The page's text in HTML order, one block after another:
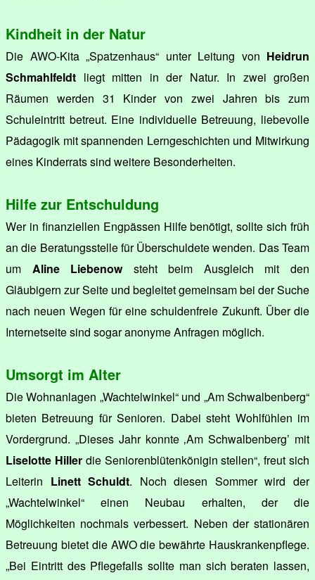
Kindheit in der Natur
Die AWO-Kita „Spatzenhaus“ unter Leitung von Heidrun
Schmahlfeldt liegt mitten in der Natur. In zwei großen
Räumen werden 31 Kinder von zwei Jahren bis zum
Schuleintritt betreut. Eine individuelle Betreuung, liebevolle
Pädagogik mit spannenden Lerngeschichten und Mitwirkung
eines Kinderrats sind weitere Besonderheiten.
Hilfe zur Entschuldung
Wer in finanziellen Engpässen Hilfe benötigt, sollte sich früh
an die Beratungsstelle für Überschuldete wenden. Das Team
um Aline Liebenowsteht beim Ausgleich mit den
Gläubigern zur Seite und begleitet gemeinsam bei der Suche
nach neuen Wegen für eine schuldenfreie Zukunft. Über die
Internetseite sind sogar anonyme Anfragen möglich.
Umsorgt im Alter
Die Wohnanlagen „Wachtelwinkel“ und „Am Schwalbenberg“
bieten Betreuung für Senioren. Dabei steht Wohlfühlen im
Vordergrund. „Dieses Jahr konnte ‚Am Schwalbenberg’ mit
Liselotte Hillerdie Seniorenblütenkönigin stellen“, freut sich
Leiterin Linett Schuldt. Noch diesen Sommer wird der
„Wachtelwinkel“ einen Neubau erhalten, der die
Möglichkeiten nochmals verbessert. Neben der stationären
Betreuung bietet die AWO die bewährte Hauskrankenpflege.
„Bei Eintritt des Pflegefalls sollte man sich beraten lassen,